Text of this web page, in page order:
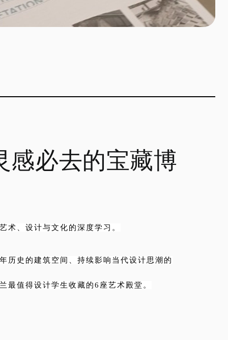
感必去的宝藏博
术、设计与文化的深度学习。
历史的建筑空间、持续影响当代设计思潮的
最值得设计学生收藏的6座艺术殿堂。